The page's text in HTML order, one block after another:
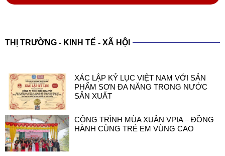
THỊ TRƯỜNG - KINH TẾ - XÃ HỘI
XÁC LẬP KỶ LỤC VIỆT NAM VỚI SẢN
PHẨM SƠN ĐA NĂNG TRONG NƯỚC
SẢN XUẤT
CÔNG TRÌNH MÙA XUÂN VPIA – ĐỒNG
HÀNH CÙNG TRẺ EM VÙNG CAO